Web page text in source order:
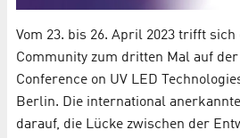
Vom 23. bis 26. April 2023 trifft sich
Community zum dritten Mal auf
Conference on UV LED
Berlin. Die international
darauf, die Lücke zwischen der